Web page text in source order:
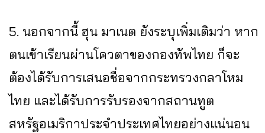
5. นอกจากนี้ ฮุน มาเนต ยังระบุเพิ่มเติมว่า หาก
ตนเข้าเรียนผ่านโควตาของกองทัพไทย ก็จะ
ต้องได้รับการเสนอชื่อจากกระทรวงกลาโหม
ไทย และได้รับการรับรองจากสถานทูต
สหรัฐอเมริกาประจำประเทศไทยอย่างแน่นอน